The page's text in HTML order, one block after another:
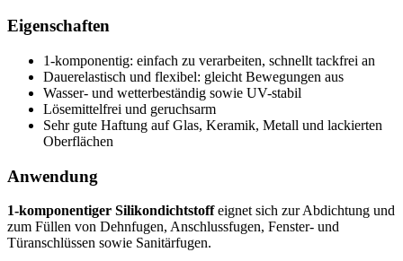
Eigenschaften
1-komponentig: einfach zu verarbeiten, schnellt tackfrei an
Dauerelastisch und flexibel: gleicht Bewegungen aus
Wasser- und wetterbeständig sowie UV-stabil
Lösemittelfrei und geruchsarm
Sehr gute Haftung auf Glas, Keramik, Metall und lackierten
Oberflächen
Anwendung
1-komponentiger Silikondichtstoffeignet sich zur Abdichtung und
zum Füllen von Dehnfugen, Anschlussfugen, Fenster- und
Türanschlüssen sowie Sanitärfugen.